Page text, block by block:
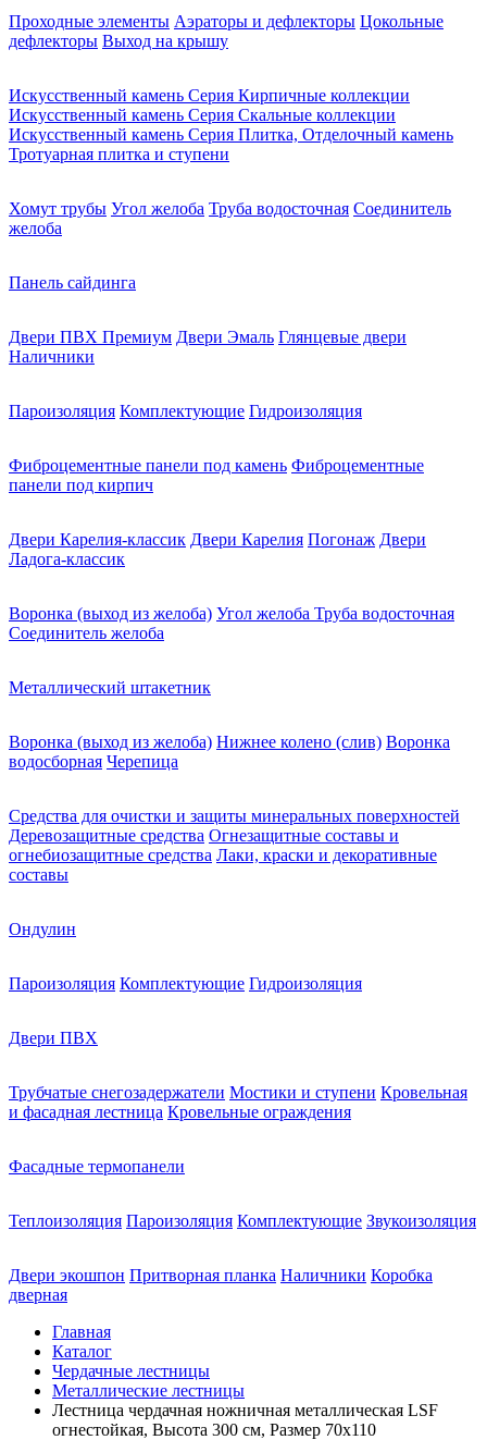
Проходные элементы Аэраторы и дефлекторы Цокольные
дефлекторы Выход на крышу
Искусственный камень Серия Кирпичные коллекции
Искусственный камень Серия Скальные коллекции
Искусственный камень Серия Плитка, Отделочный камень
Тротуарная плитка и ступени
Хомут трубы Угол желоба Труба водосточная Соединитель
желоба
Панель сайдинга
Двери ПВХ Премиум Двери Эмаль Глянцевые двери
Наличники
Пароизоляция Комплектующие Гидроизоляция
Фиброцементные панели под камень Фиброцементные
панели под кирпич
Двери Карелия-классик Двери Карелия Погонаж Двери
Ладога-классик
Воронка (выход из желоба) Угол желоба Труба водосточная
Соединитель желоба
Металлический штакетник
Воронка (выход из желоба) Нижнее колено (слив) Воронка
водосборная Черепица
Средства для очистки и защиты минеральных поверхностей
Деревозащитные средства Огнезащитные составы и
огнебиозащитные средства Лаки, краски и декоративные
составы
Ондулин
Пароизоляция Комплектующие Гидроизоляция
Двери ПВХ
Трубчатые снегозадержатели Мостики и ступени Кровельная
и фасадная лестница Кровельные ограждения
Фасадные термопанели
Теплоизоляция Пароизоляция Комплектующие Звукоизоляция
Двери экошпон Притворная планка Наличники Коробка
дверная
Главная
Каталог
Чердачные лестницы
Металлические лестницы
Лестница чердачная ножничная металлическая LSF
огнестойкая, Высота 300 см, Размер 70х110